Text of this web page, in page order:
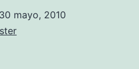
30 mayo, 2010